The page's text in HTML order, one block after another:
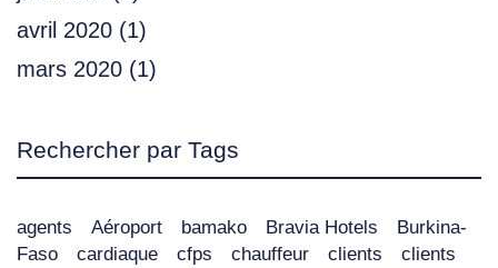
avril 2020 (1)
mars 2020 (1)
Rechercher par Tags
agents Aéroport bamako Bravia Hotels
Burkina-
Faso
cardiaque cfps chauffeur clients
clients